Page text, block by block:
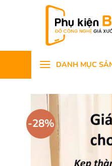
DANH MỤC
-28%